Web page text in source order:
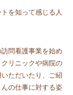
を知って感じる人
問看護事業を始め
リニックや病院の
ただいたり、ご紹
の仕事に対する姿